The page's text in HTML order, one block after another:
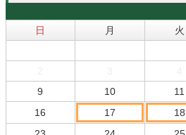
日
月 火
9
10 11
16
17 18